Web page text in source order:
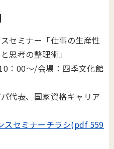
セミナー「仕事の生産性
思考の整理術」
：00～/会場：四季文化館
代表、国家資格キャリア
スセミナーチラシ(pdf 559